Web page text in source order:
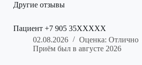
Другие отзывы
Пациент +7 905 35XXXXX
02.08.2026
Оценка: Отлично
Приём был в августе 2026